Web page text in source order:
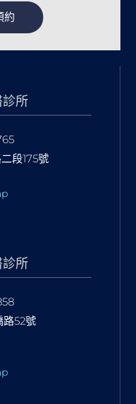
約
所
段175號
所
路52號